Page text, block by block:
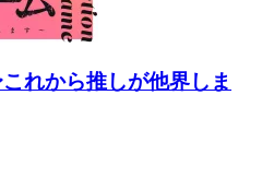
れから推しが他界しま